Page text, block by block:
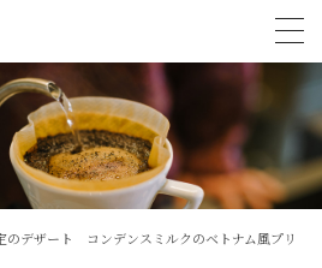
のデザート コンデンスミルクのベトナム風プリ